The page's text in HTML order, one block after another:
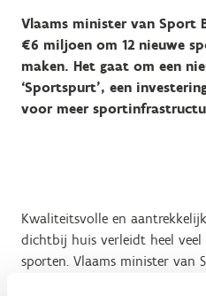
Vlaams minister van Sport
€6 miljoen om 12 nieuwe
maken. Het gaat om een
‘Sportspurt’, een
voor meer
Kwaliteitsvolle en
dichtbij huis verleidt heel veel
sporten. Vlaams minister van
daarom een ‘Sportspurt’